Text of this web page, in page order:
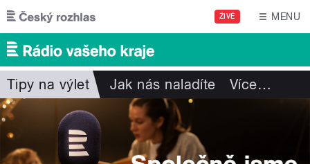
Přejít k hlavnímu obsahu
ŽIVĚ MENU
Tipy na výlet Jak nás naladíte Více…